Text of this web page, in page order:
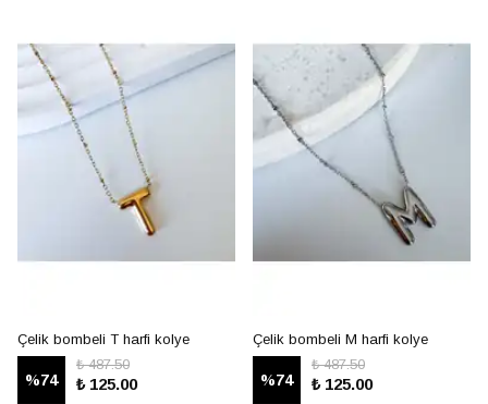
Çelik bombeli T harfi kolye
%74
₺ 487.50
₺ 125.00
Çelik bombeli M harfi kolye
%74
₺ 487.50
₺ 125.00